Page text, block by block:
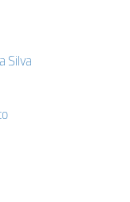
Silva